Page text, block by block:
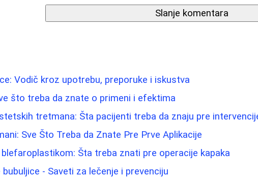
Slanje komentara
Vodič kroz upotrebu, preporuke i iskustva
što treba da znate o primeni i efektima
tretmana: Šta pacijenti treba da znaju pre
Sve Što Treba da Znate Pre Prve Aplikacije
Šta treba znati pre operacije kapaka
- Saveti za lečenje i prevenciju